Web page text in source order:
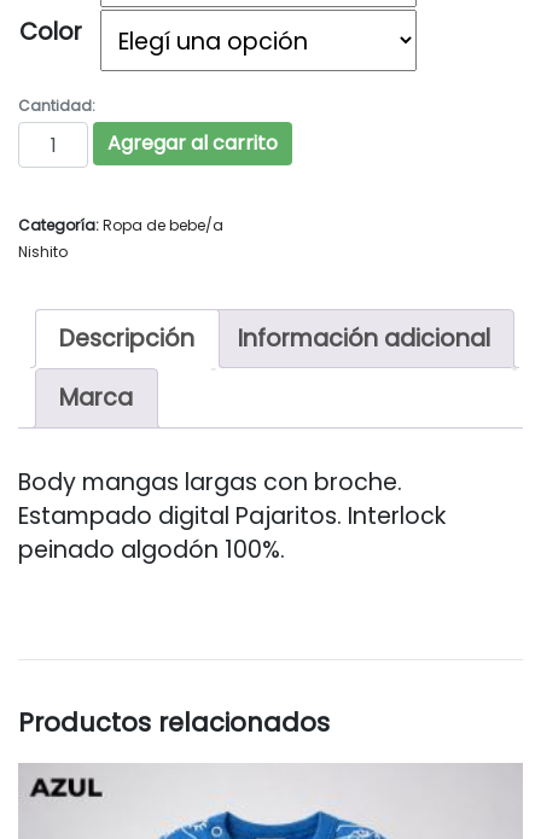
Color
Cantidad:
NISHITO Art. P7431 cantidad
Agregar al carrito
Categoría:Ropa de bebe/a
Nishito
Descripción
Información adicional
Marca
Body mangas largas con broche.
Estampado digital Pajaritos. Interlock
peinado algodón 100%.
Productos relacionados